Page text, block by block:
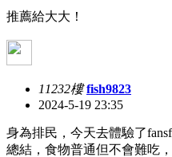
推薦給大大！
11232樓 fish9823
2024-5-19 23:35
身為排民，今天去體驗了
總結，食物普通但不會難吃